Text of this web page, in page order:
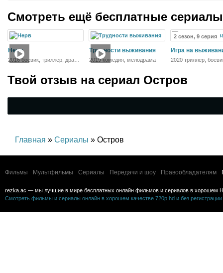
Смотреть ещё бесплатные
Нерв
2016 боевик, триллер, драма,
Трудности выживания
2019 комедия, мелодрама
2 сезон, 9 серия
Игра на
2020 триллер,
Твой отзыв на сериал Остров
Главная » Сериалы » Остров
Фильмы Мультфильмы Сериалы Передачи и шоу Правообладателям
rezka.ac — мы лучшие в мире бесплатных онлайн фильмов и сериалов в хорошем
Смотреть фильмы и сериалы онлайн в хорошем качестве 720p hd и без